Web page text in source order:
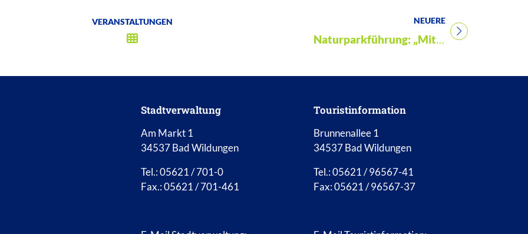
VERANSTALTUNGEN NEUERE
Titel für Veranstaltung
Naturparkführung: „Mit wilden Kräutern durch das Jahr“
Stadtverwaltung
Am Markt 1
34537 Bad Wildungen
Tel.: 05621 / 701-0
Fax.: 05621 / 701-461
Touristinformation
Brunnenallee 1
34537 Bad Wildungen
Tel.: 05621 / 96567-41
Fax: 05621 / 96567-37